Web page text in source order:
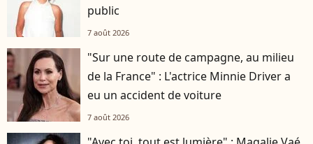
public
7 août 2026
"Sur une route de campagne, au milieu
de la France" : L'actrice Minnie Driver a
eu un accident de voiture
7 août 2026